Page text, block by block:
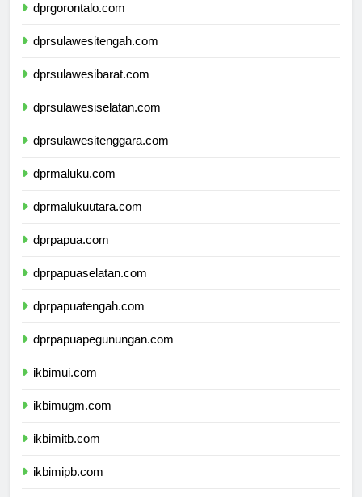
dprgorontalo.com
dprsulawesitengah.com
dprsulawesibarat.com
dprsulawesiselatan.com
dprsulawesitenggara.com
dprmaluku.com
dprmalukuutara.com
dprpapua.com
dprpapuaselatan.com
dprpapuatengah.com
dprpapuapegunungan.com
ikbimui.com
ikbimugm.com
ikbimitb.com
ikbimipb.com